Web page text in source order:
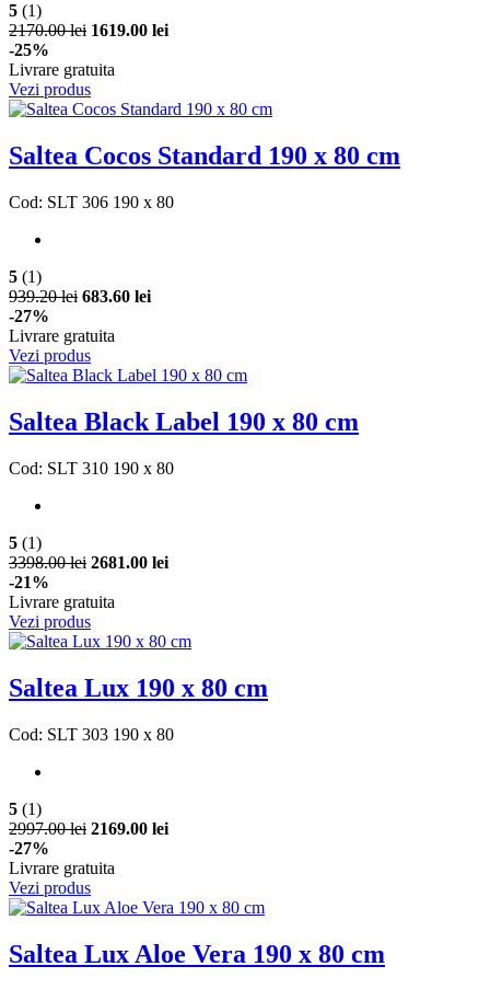
5 (1)
2170.00 lei 1619.00 lei
-25%
Livrare gratuita
Vezi produs
Saltea Cocos Standard 190 x 80 cm
Cod: SLT 306 190 x 80
5 (1)
939.20 lei 683.60 lei
-27%
Livrare gratuita
Vezi produs
Saltea Black Label 190 x 80 cm
Cod: SLT 310 190 x 80
5 (1)
3398.00 lei 2681.00 lei
-21%
Livrare gratuita
Vezi produs
Saltea Lux 190 x 80 cm
Cod: SLT 303 190 x 80
5 (1)
2997.00 lei 2169.00 lei
-27%
Livrare gratuita
Vezi produs
Saltea Lux Aloe Vera 190 x 80 cm